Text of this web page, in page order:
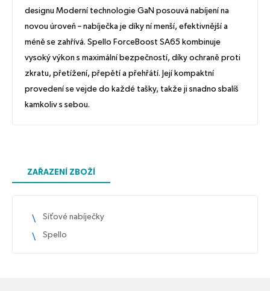
designu Moderní technologie GaN posouvá nabíjení na
novou úroveň – nabíječka je díky ní menší, efektivnější a
méně se zahřívá. Spello ForceBoost SA65 kombinuje
vysoký výkon s maximální bezpečností, díky ochraně proti
zkratu, přetížení, přepětí a přehřátí. Její kompaktní
provedení se vejde do každé tašky, takže ji snadno sbalíš
kamkoliv s sebou.
ZAŘAZENÍ ZBOŽÍ
Síťové nabíječky
Spello